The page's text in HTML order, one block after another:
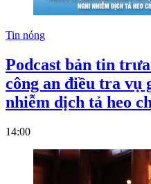
Tin nóng
Podcast bản tin
công an điều tra vụ
nhiễm dịch tả heo
14:00